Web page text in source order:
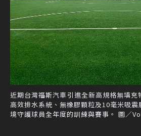
近期台灣福斯汽車引進全新高規格無填充
高效排水系統、無橡膠顆粒及10毫米吸
境守護球員全年度的訓練與賽事。 圖／